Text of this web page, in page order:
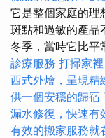
它是整個家庭的理
斑點和過敏的產品
冬季，當時它比平
診療服務 打掃家
西式外燴，呈現精
供一個安穩的歸宿
漏水修復，快速有
有效的搬家服務就